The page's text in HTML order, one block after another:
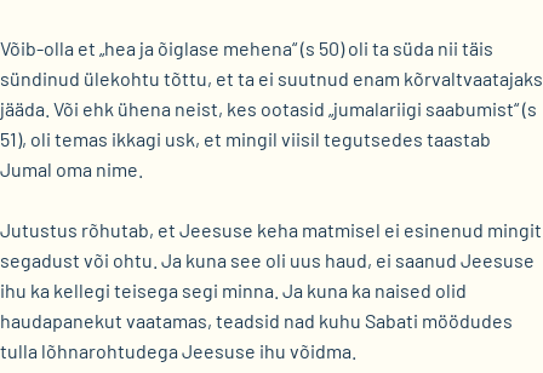
Võib-olla et „hea ja õiglase mehena“ (s 50) oli ta süda nii täis
sündinud ülekohtu tõttu, et ta ei suutnud enam kõrvaltvaatajaks
jääda. Või ehk ühena neist, kes ootasid „jumalariigi saabumist“ (s
51), oli temas ikkagi usk, et mingil viisil tegutsedes taastab
Jumal oma nime.
Jutustus rõhutab, et Jeesuse keha matmisel ei esinenud mingit
segadust või ohtu. Ja kuna see oli uus haud, ei saanud Jeesuse
ihu ka kellegi teisega segi minna. Ja kuna ka naised olid
haudapanekut vaatamas, teadsid nad kuhu Sabati möödudes
tulla lõhnarohtudega Jeesuse ihu võidma.